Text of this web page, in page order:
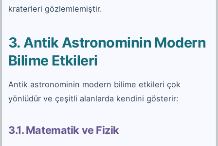
kraterleri gözlemlemiştir.
3. Antik Astronominin Modern
Bilime Etkileri
Antik astronominin modern bilime etkileri çok
yönlüdür ve çeşitli alanlarda kendini gösterir:
3.1. Matematik ve Fizik